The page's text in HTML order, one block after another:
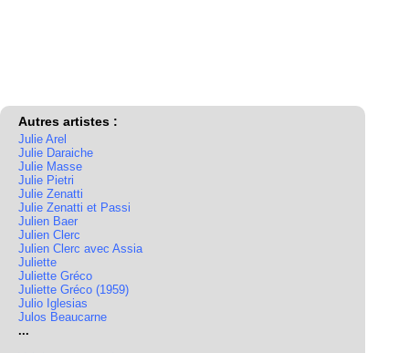
Autres artistes :
Julie Arel
Julie Daraiche
Julie Masse
Julie Pietri
Julie Zenatti
Julie Zenatti et Passi
Julien Baer
Julien Clerc
Julien Clerc avec Assia
Juliette
Juliette Gréco
Juliette Gréco (1959)
Julio Iglesias
Julos Beaucarne
...